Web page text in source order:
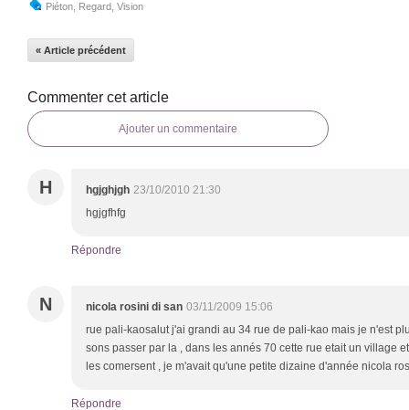
Piéton Regard Vision
« Article précédent
Commenter cet article
Ajouter un commentaire
H hgjghjgh 23/10/2010 21:30
hgjgfhfg
Répondre
N nicola rosini di san 03/11/2009 15:06
rue pali-kaosalut j'ai grandi au 34 rue de pali-kao mais je n'est
sons passer par la , dans les annés 70 cette rue etait un village
les comersent , je m'avait qu'une petite dizaine d'année nicola
Répondre